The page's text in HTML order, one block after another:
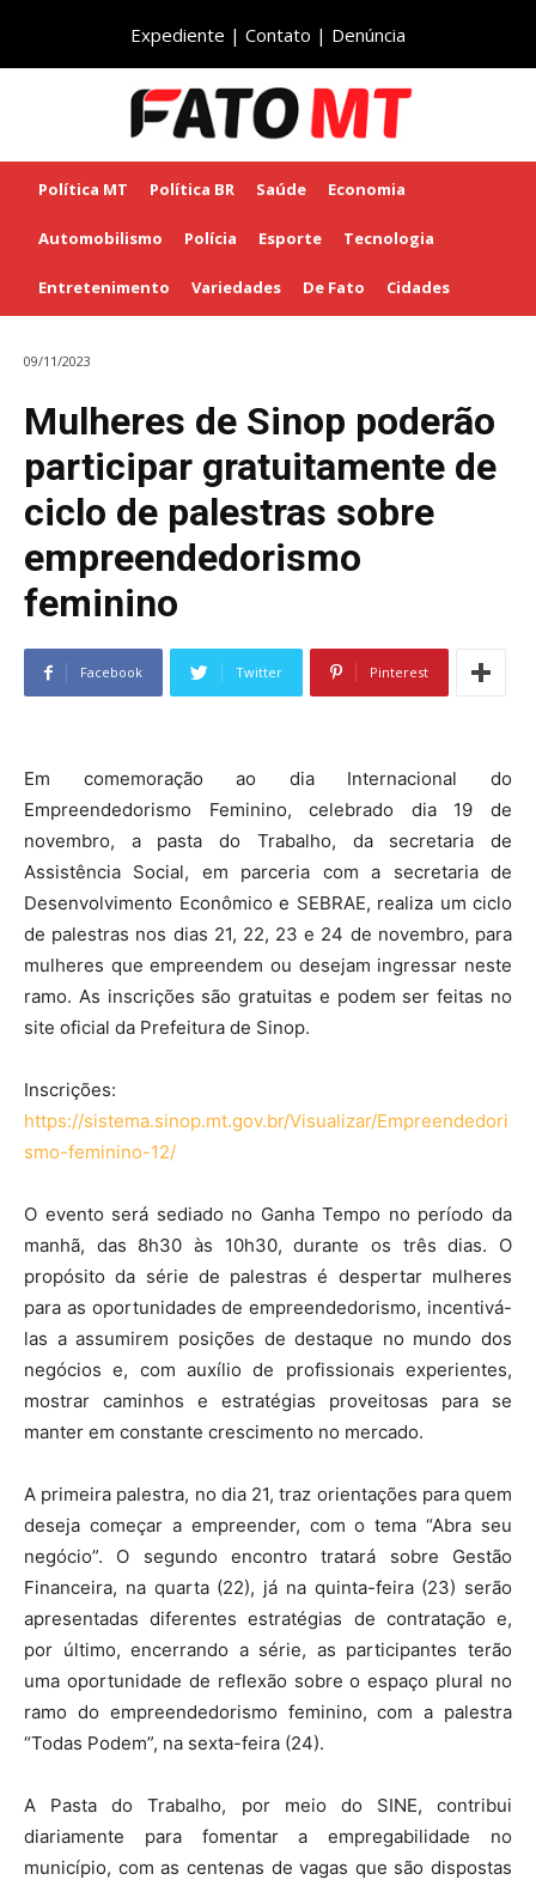
Expediente | Contato | Denúncia
Política MT Política BR Saúde Economia
Automobilismo Polícia Esporte Tecnologia
Entretenimento Variedades De Fato Cidades
09/11/2023
Mulheres de Sinop poderão
participar gratuitamente de
ciclo de palestras sobre
empreendedorismo
feminino
Facebook Twitter Pinterest
Em comemoração ao dia Internacional do
Empreendedorismo Feminino, celebrado dia 19 de
novembro, a pasta do Trabalho, da secretaria de
Assistência Social, em parceria com a secretaria de
Desenvolvimento Econômico e SEBRAE, realiza um ciclo
de palestras nos dias 21, 22, 23 e 24 de novembro, para
mulheres que empreendem ou desejam ingressar neste
ramo. As inscrições são gratuitas e podem ser feitas no
site oficial da Prefeitura de Sinop.
Inscrições:
https://sistema.sinop.mt.gov.br/Visualizar/Empreendedori
smo-feminino-12/
O evento será sediado no Ganha Tempo no período da
manhã, das 8h30 às 10h30, durante os três dias. O
propósito da série de palestras é despertar mulheres
para as oportunidades de empreendedorismo, incentivá-
las a assumirem posições de destaque no mundo dos
negócios e, com auxílio de profissionais experientes,
mostrar caminhos e estratégias proveitosas para se
manter em constante crescimento no mercado.
A primeira palestra, no dia 21, traz orientações para quem
deseja começar a empreender, com o tema “Abra seu
negócio”. O segundo encontro tratará sobre Gestão
Financeira, na quarta (22), já na quinta-feira (23) serão
apresentadas diferentes estratégias de contratação e,
por último, encerrando a série, as participantes terão
uma oportunidade de reflexão sobre o espaço plural no
ramo do empreendedorismo feminino, com a palestra
“Todas Podem”, na sexta-feira (24).
A Pasta do Trabalho, por meio do SINE, contribui
diariamente para fomentar a empregabilidade no
município, com as centenas de vagas que são dispostas